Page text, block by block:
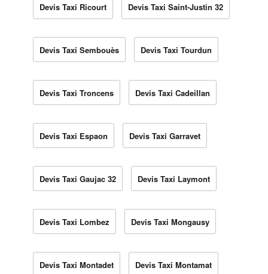
Devis Taxi Ricourt Devis Taxi Saint-Justin 32
Devis Taxi Sembouès Devis Taxi Tourdun
Devis Taxi Troncens Devis Taxi Cadeillan
Devis Taxi Espaon Devis Taxi Garravet
Devis Taxi Gaujac 32 Devis Taxi Laymont
Devis Taxi Lombez Devis Taxi Mongausy
Devis Taxi Montadet Devis Taxi Montamat